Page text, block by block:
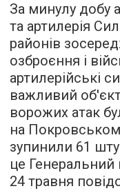
За минулу добу
та артилерія
районів
озброєння і
артилерійські
важливий
ворожих атак
на
зупинили 61
це Генеральний
24 травня